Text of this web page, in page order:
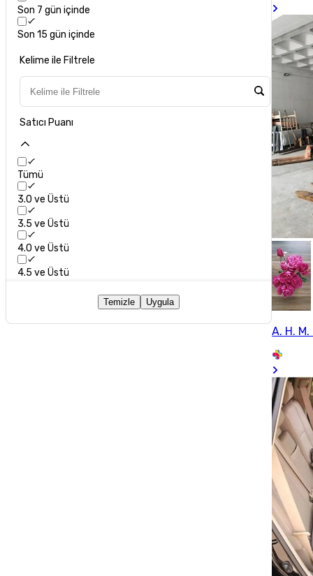
Son 7 gün içinde
Son 15 gün içinde
Kelime ile Filtrele
Satıcı Puanı
Tümü
3.0 ve Üstü
3.5 ve Üstü
4.0 ve Üstü
4.5 ve Üstü
Temizle Uygula
A. H. M.